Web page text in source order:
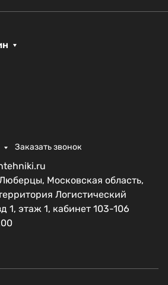
Заказать звонок
Московская область,
Логистический
1, этаж 1, кабинет 103-106